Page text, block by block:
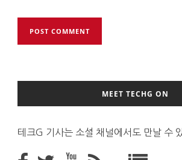
MEET TECHG ON
테크G 기사는 소셜 채널에서도 만날 수